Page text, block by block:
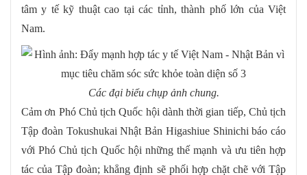
tâm y tế kỹ thuật cao tại các tỉnh, thành phố lớn của Việt
Nam.
Các đại biểu chụp ảnh chung.
Cảm ơn Phó Chủ tịch Quốc hội dành thời gian tiếp, Chủ tịch
Tập đoàn Tokushukai Nhật Bản Higashiue Shinichi báo cáo
với Phó Chủ tịch Quốc hội những thế mạnh và ưu tiên hợp
tác của Tập đoàn; khẳng định sẽ phối hợp chặt chẽ với Tập